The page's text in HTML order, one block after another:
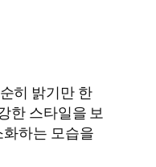
히 밝기만 한
한 스타일을 보
하는 모습을